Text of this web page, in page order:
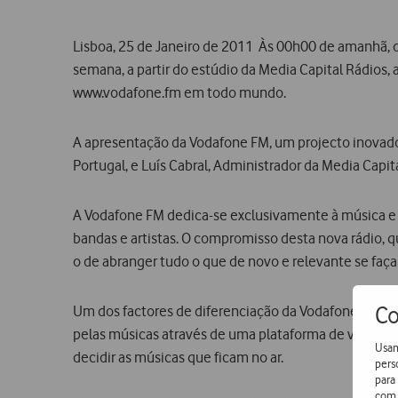
com
Lisboa, 25 de Janeiro de 2011  Às 00h00 de
semana, a partir do estúdio da Media Capital
www.vodafone.fm em todo mundo.
A apresentação da Vodafone FM, um projecto
Portugal, e Luís Cabral, Administrador da Media
A Vodafone FM dedica-se exclusivamente à música
bandas e artistas. O compromisso desta nova
o de abranger tudo o que de novo e relevante se
Um dos factores de diferenciação da Vodafone FM,
pelas músicas através de uma plataforma de
decidir as músicas que ficam no ar.